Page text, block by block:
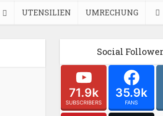
UTENSILIEN UMRECHUNG
Social
71.9k
SUBSCRIBERS
35.9k
FANS